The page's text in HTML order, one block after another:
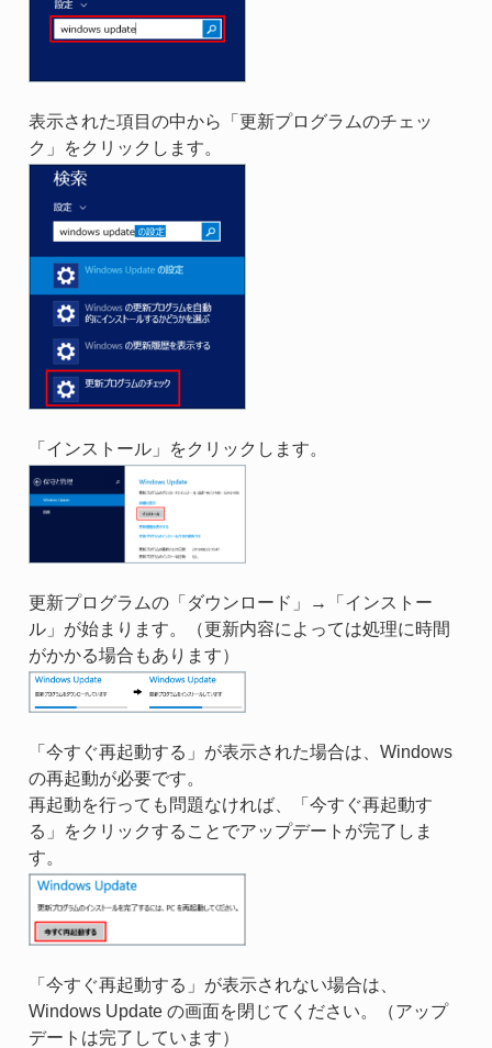
表示された項目の中から「更新プログラムのチェッ
ク」をクリックします。
「インストール」をクリックします。
更新プログラムの「ダウンロード」→「インストー
ル」が始まります。（更新内容によっては処理に時間
がかかる場合もあります）
「今すぐ再起動する」が表示された場合は、Windows
の再起動が必要です。
再起動を行っても問題なければ、「今すぐ再起動す
る」をクリックすることでアップデートが完了しま
す。
「今すぐ再起動する」が表示されない場合は、
Windows Update の画面を閉じてください。（アップ
デートは完了しています）